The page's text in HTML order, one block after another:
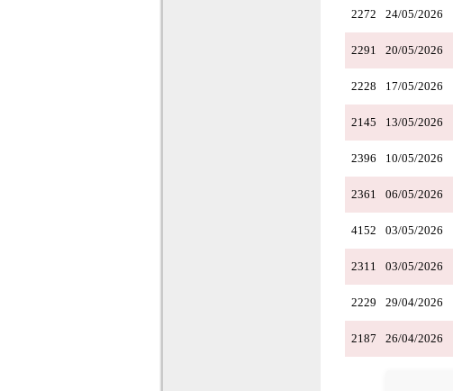
24/05/2026
2272
20/05/2026
2291
17/05/2026
2228
13/05/2026
2145
10/05/2026
2396
06/05/2026
2361
03/05/2026
4152
03/05/2026
2311
29/04/2026
2229
26/04/2026
2187